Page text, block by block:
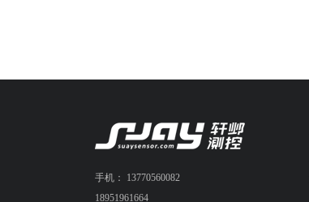
手机： 13770560082
18951961664